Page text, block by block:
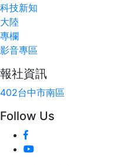
科技新知
大陸
專欄
影音專區
報社資訊
402台中市南區
Follow Us